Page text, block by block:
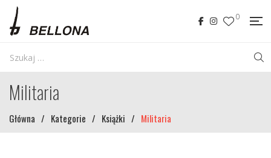
0
Militaria
Główna / Kategorie / Książki / Militaria